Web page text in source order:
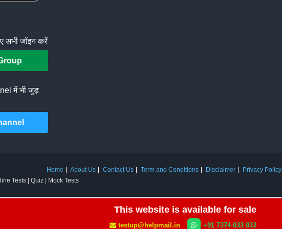
This website is available for sale
testup@helpmail.in +91 7374 033 033
अभी जॉइन करें
में भी जुड़
Home About Us Contact Us Term and Conditions Disclaimer Privacy Policy
Tests | Quiz | Mock Tests